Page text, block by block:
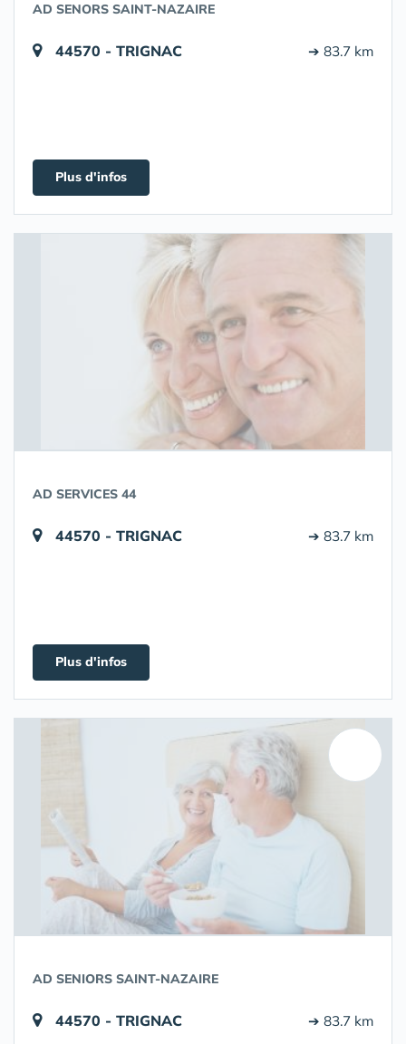
AD SENORS SAINT-NAZAIRE
44570 - TRIGNAC ➔ 83.7 km
Plus d'infos
AD SERVICES 44
44570 - TRIGNAC ➔ 83.7 km
Plus d'infos
AD SENIORS SAINT-NAZAIRE
44570 - TRIGNAC ➔ 83.7 km